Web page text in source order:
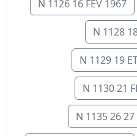
N 1126 16 FEV 1967
N 1128
N 1129 19
N 1130 21
N 1135 26 27